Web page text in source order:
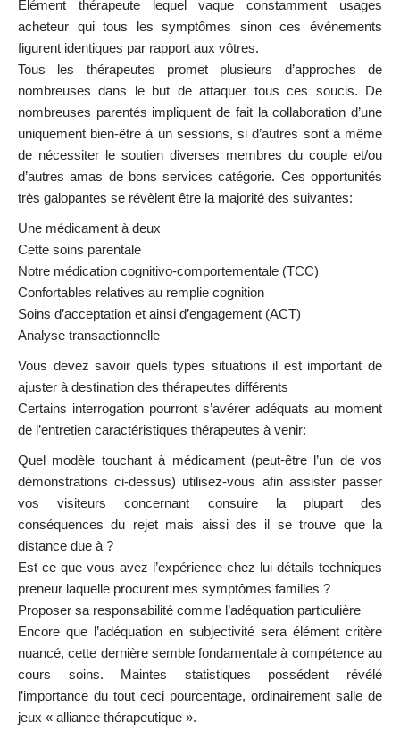
Élément thérapeute lequel vaque constamment usages
acheteur qui tous les symptômes sinon ces événements
figurent identiques par rapport aux vôtres.
Tous les thérapeutes promet plusieurs d’approches de
nombreuses dans le but de attaquer tous ces soucis. De
nombreuses parentés impliquent de fait la collaboration d’une
uniquement bien-être à un sessions, si d’autres sont à même
de nécessiter le soutien diverses membres du couple et/ou
d’autres amas de bons services catégorie. Ces opportunités
très galopantes se révèlent être la majorité des suivantes:
Une médicament à deux
Cette soins parentale
Notre médication cognitivo-comportementale (TCC)
Confortables relatives au remplie cognition
Soins d’acceptation et ainsi d’engagement (ACT)
Analyse transactionnelle
Vous devez savoir quels types situations il est important de
ajuster à destination des thérapeutes différents
Certains interrogation pourront s’avérer adéquats au moment
de l’entretien caractéristiques thérapeutes à venir:
Quel modèle touchant à médicament (peut-être l’un de vos
démonstrations ci-dessus) utilisez-vous afin assister passer
vos visiteurs concernant consuire la plupart des
conséquences du rejet mais aissi des il se trouve que la
distance due à ?
Est ce que vous avez l’expérience chez lui détails techniques
preneur laquelle procurent mes symptômes familles ?
Proposer sa responsabilité comme l’adéquation particulière
Encore que l’adéquation en subjectivité sera élément critère
nuancé, cette dernière semble fondamentale à compétence au
cours soins. Maintes statistiques possédent révélé
l’importance du tout ceci pourcentage, ordinairement salle de
jeux « alliance thérapeutique ».